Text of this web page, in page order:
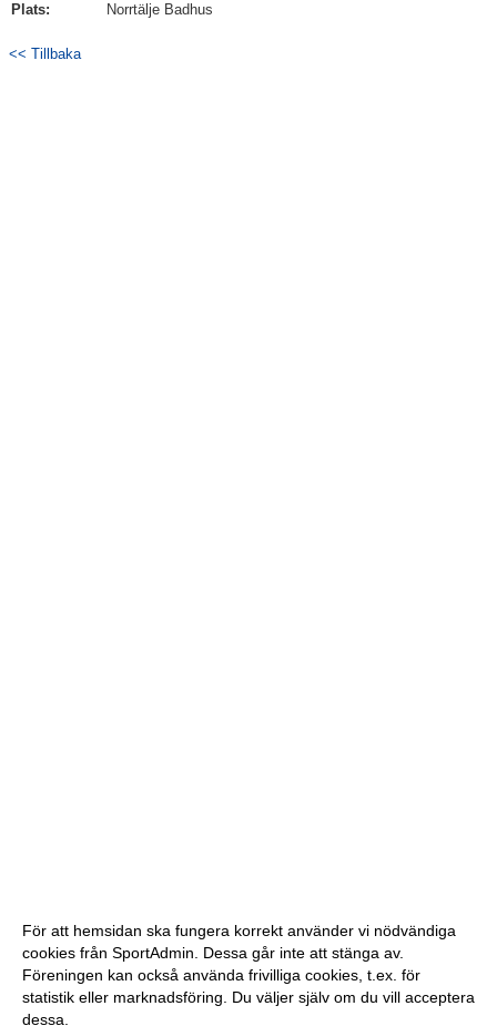
Plats:
Norrtälje Badhus
<< Tillbaka
För att hemsidan ska fungera korrekt använder vi nödvändiga
cookies från SportAdmin. Dessa går inte att stänga av.
Föreningen kan också använda frivilliga cookies, t.ex. för
statistik eller marknadsföring. Du väljer själv om du vill acceptera
dessa.